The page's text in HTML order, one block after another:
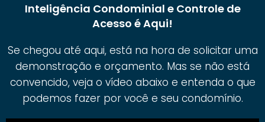
Inteligência Condominial e Controle de
Acesso é Aqui!
Se chegou até aqui, está na hora de solicitar uma
demonstração e orçamento. Mas se não está
convencido, veja o vídeo abaixo e entenda o que
podemos fazer por você e seu condomínio.